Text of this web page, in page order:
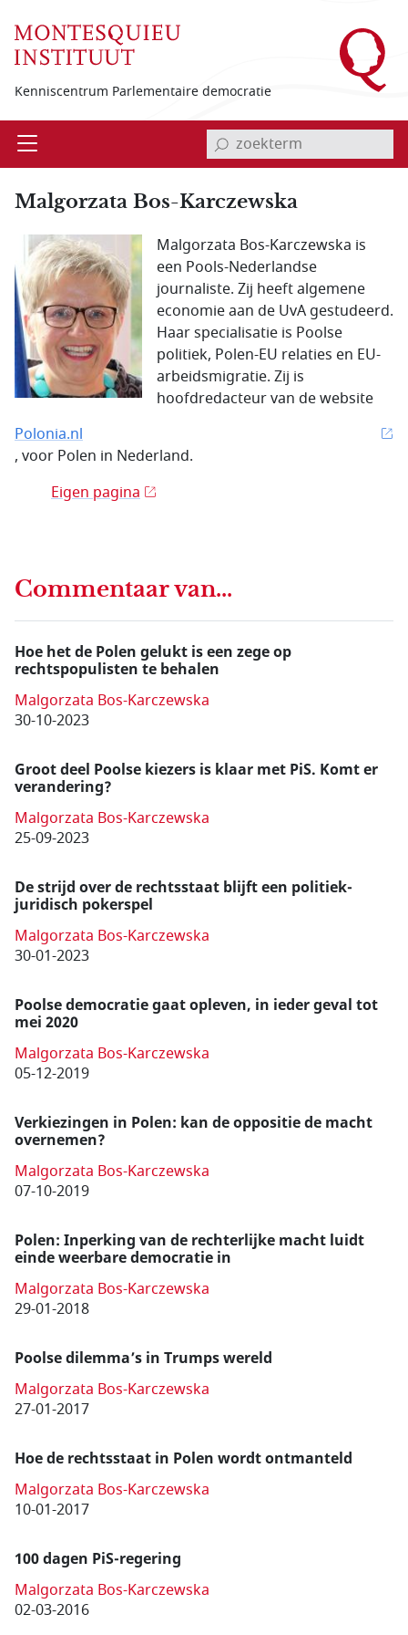
Kenniscentrum Parlementaire democratie
Open invoerveld zoekterm
Malgorzata Bos-Karczewska
Malgorzata Bos-Karczewska is
een Pools-Nederlandse
journaliste. Zij heeft algemene
economie aan de UvA gestudeerd.
Haar specialisatie is Poolse
politiek, Polen-EU relaties en EU-
arbeidsmigratie. Zij is
hoofdredacteur van de website
Polonia.nl
, voor Polen in Nederland.
Eigen pagina
Commentaar van...
Hoe het de Polen gelukt is een zege op
rechtspopulisten te behalen
Malgorzata Bos-Karczewska
30-10-2023
Groot deel Poolse kiezers is klaar met PiS. Komt er
verandering?
Malgorzata Bos-Karczewska
25-09-2023
De strijd over de rechtsstaat blijft een politiek-
juridisch pokerspel
Malgorzata Bos-Karczewska
30-01-2023
Poolse democratie gaat opleven, in ieder geval tot
mei 2020
Malgorzata Bos-Karczewska
05-12-2019
Verkiezingen in Polen: kan de oppositie de macht
overnemen?
Malgorzata Bos-Karczewska
07-10-2019
Polen: Inperking van de rechterlijke macht luidt
einde weerbare democratie in
Malgorzata Bos-Karczewska
29-01-2018
Poolse dilemma’s in Trumps wereld
Malgorzata Bos-Karczewska
27-01-2017
Hoe de rechtsstaat in Polen wordt ontmanteld
Malgorzata Bos-Karczewska
10-01-2017
100 dagen PiS-regering
Malgorzata Bos-Karczewska
02-03-2016